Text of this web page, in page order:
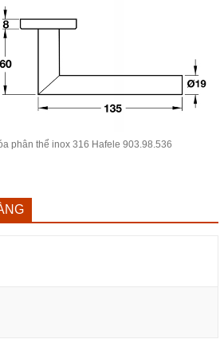
phân thể inox 316 Hafele 903.98.536